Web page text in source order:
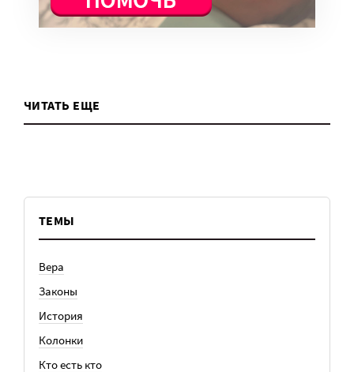
ЧИТАТЬ ЕЩЕ
ТЕМЫ
Вера
Законы
История
Колонки
Кто есть кто